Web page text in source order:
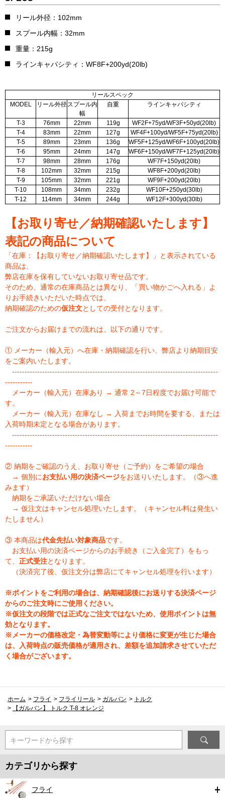
リール外径：102mm
スプール内幅：32mm
重量：215g
ラインキャパシティ：WF8F+200yd(20lb)
リールスペック
MODEL
リール外径スプール内
幅
自重 ラインキャパシティ
T-3 76mm 22mm 119g
WF2F+75yd/WF3F+50yd(20lb)
T-4
83mm 22mm 127g
WF4F+100yd/WF5F+75yd(20lb)
T-5
89mm 23mm 136g
WF5F+125yd/WF6F+100yd(20lb)
T-6
95mm 24mm 147g
WF6F+150yd/WF7F+125yd(20lb)
T-7
98mm 28mm 176g
WF7F+150yd(20lb)
T-8
102mm 32mm 215g
WF8F+200yd(20lb)
T-9
105mm 32mm 221g
WF9F+200yd(20lb)
T-10
108mm 34mm 232g
WF10F+250yd(30lb)
T-12
114mm 34mm 244g WF12F+300yd(30lb)
【お取り寄せ／納期確認いたします】
表記の商品について
「在庫：【お取り寄せ／納期確認いたします】」と表示されている
商品は、
弊店在庫を保有していないお取り寄せ品です。
そのため、通常の在庫商品とは異なり、「買い物かごへ入れる」よ
りお手続きいただいた時点では、
納期確認のための仮注文としての受付となります。
ご注文からお届けまでの流れは、以下の通りです。
① メーカー（輸入元）へ在庫・納期確認を行い、弊店より納期目安
をご案内いたします。
----------------------------------------------------------------------------------
-----------
メーカー（輸入元）在庫あり → 通常 2～7日程度でお届け可能で
す。
メーカー（輸入元）在庫なし → 入荷までお時間を要する、または
入荷時期未定となる場合があります。
----------------------------------------------------------------------------------
-----------
② 納期をご確認のうえ、お取り寄せ（ご予約）をご希望の場合
→ 個別にお支払い用の決済ページをお送りいたします。（③へ進
みます）
納期をご承諾いただけない場合
→ 仮注文はキャンセル処理いたします。（キャンセル料は発生い
たしません）
③ 本商品は代金先払い対象商品です。
お支払い用の決済ページからのお手続き（ご入金完了）をもっ
て、 正式受注となります。
（決済完了後、仮注文分は弊店にてキャンセル処理を行います）
※ポイントをご利用の場合は、納期確認後にお送りする決済ページ
からのご注文時にご使用ください。
※仮注文の段階では正式なご注文ではないため、使用ポイントは無
効となります。
※メーカーの価格改定・為替変動等により価格に変更が生じた場合
は、入荷時点の販売価格が適用され、差額を追加請求させていただ
く場合がございます。
ホーム > フライ > フライリール > ガルバン > トルク
>
【ガルバン】 トルク T-8 オレンジ
キーワードから探す
カテゴリから探す
フライ